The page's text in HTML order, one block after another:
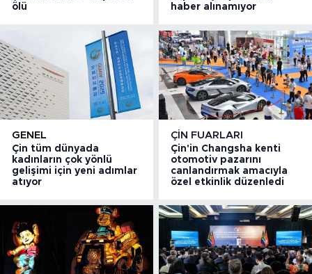
ölü
haber alınamıyor
GENEL
Çin tüm dünyada
kadınların çok yönlü
gelişimi için yeni adımlar
atıyor
ÇIN FUARLARI
Çin'in Changsha kenti
otomotiv pazarını
canlandırmak amacıyla
özel etkinlik düzenledi